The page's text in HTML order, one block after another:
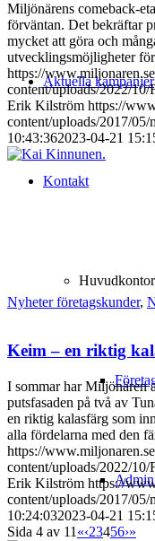
Aktuella kampanjer
Kontakt
Huvudkontor
Miljönärens comeback-
förväntan. Det bekräftar
mycket att göra och
utvecklingsmöjligheter
https://
content/uploads/2022/
Erik Kilström https://
content/uploads/2017/
10:43:362023-04-21
Nyheter företagskunder,
Keim – en riktig
I sommar har Miljönären
putsfasaden på två av
en riktig kalasfärg som
alla fördelarna med den
https://
content/uploads/2022/
Erik Kilström https://
content/uploads/2017/
10:24:032023-04-21
Sida 4 av 11 «‹23456›»